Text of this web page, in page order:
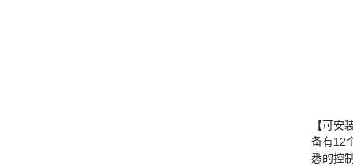
【可安
备有12
悉的控